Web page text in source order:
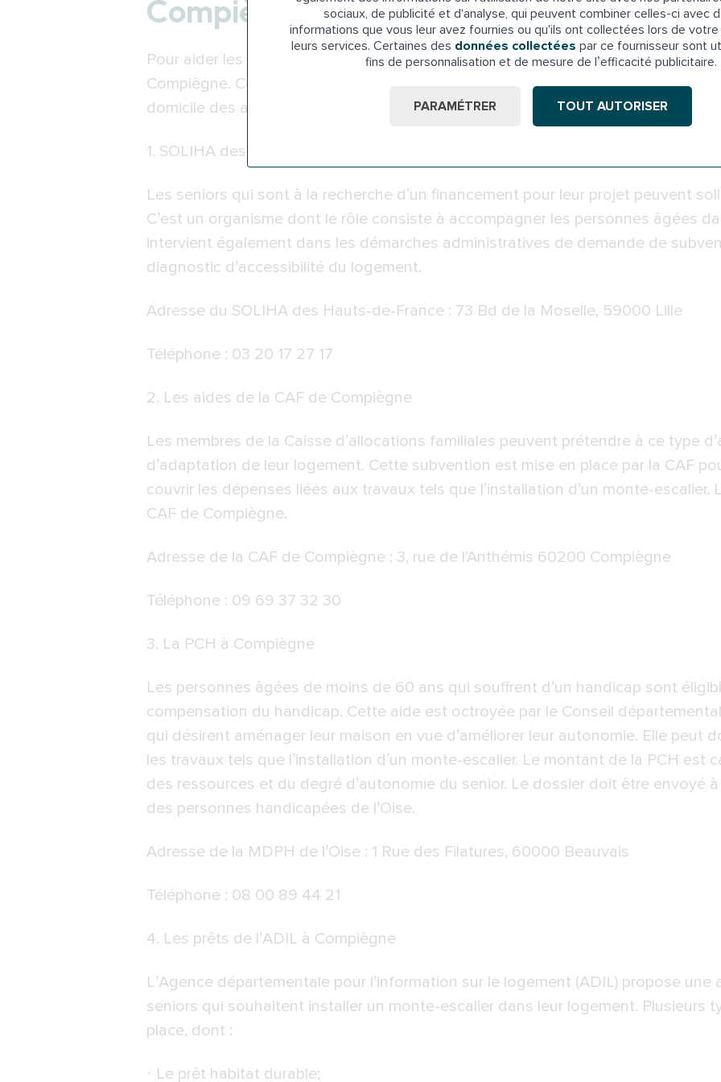
sociaux, de publicité et d'analyse, qui peuvent combiner celles-ci avec
informations que vous leur avez fournies ou qu'ils ont collectées lors de
leurs services. Certaines des données collectées par ce fournisseur sont
fins de personnalisation et de mesure de l’efficacité publicitaire.
PARAMÉTRER TOUT AUTORISER
Compiègne
Pour aider les seniors dans l’aménagement de leur logement, différents types
Compiègne. Ces subventions peuvent être utilisées pour financer tous travaux
domicile des aînés comme l’installation d’un monte-escalier ou d’une baignoire à
1. SOLIHA des Hauts-de-France
Les seniors qui sont à la recherche d’un financement pour leur projet peuvent
C’est un organisme dont le rôle consiste à accompagner les personnes âgées
intervient également dans les démarches administratives de demande de
diagnostic d’accessibilité du logement.
Adresse du SOLIHA des Hauts-de-France : 73 Bd de la Moselle, 59000 Lille
Téléphone : 03 20 17 27 17
2. Les aides de la CAF de Compiègne
Les membres de la Caisse d’allocations familiales peuvent prétendre à ce type
d’adaptation de leur logement. Cette subvention est mise en place par la CAF
couvrir les dépenses liées aux travaux tels que l’installation d’un monte-
CAF de Compiègne.
Adresse de la CAF de Compiègne : 3, rue de l'Anthémis 60200 Compiègne
Téléphone : 09 69 37 32 30
3. La PCH à Compiègne
Les personnes âgées de moins de 60 ans qui souffrent d’un handicap sont
compensation du handicap. Cette aide est octroyée par le Conseil
qui désirent aménager leur maison en vue d’améliorer leur autonomie. Elle peut
les travaux tels que l’installation d’un monte-escalier. Le montant de la PCH est
des ressources et du degré d’autonomie du senior. Le dossier doit être envoyé
des personnes handicapées de l’Oise.
Adresse de la MDPH de l’Oise : 1 Rue des Filatures, 60000 Beauvais
Téléphone : 08 00 89 44 21
4. Les prêts de l’ADIL à Compiègne
L’Agence départementale pour l’information sur le logement (ADIL) propose
seniors qui souhaitent installer un monte-escalier dans leur logement. Plusieurs
place, dont :
· Le prêt habitat durable;